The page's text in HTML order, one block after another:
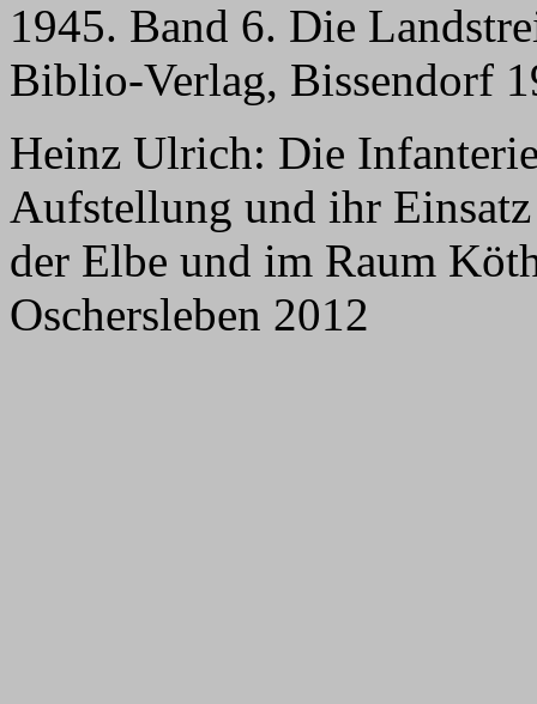
1945. Band 6. Die
Biblio-Verlag, Bissendorf
Heinz Ulrich: Die
Aufstellung und ihr
der Elbe und im Raum
Oschersleben 2012